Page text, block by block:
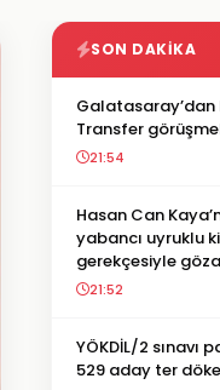
SON DAKIKA
Galatasaray’dan
Transfer
21:54
Hasan Can
yabancı uyruklu
gerekçesiyle
21:52
YÖKDİL/2 sınavı
529 aday ter